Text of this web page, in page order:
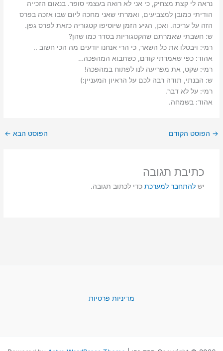
נראה לי קצת מצחיק, כי אני לא רואה בעצמי סופר. בנאום הזכייה
הודיתי כמובן למצביעים, ואמרתי שאני מחכה ליום שבו אזכה בפרס
הזה על עריכה.‬ ‫ואכן, הגיע הזמן שיוסיפו קטגוריה כזאת לפרס גפן.‬
ש: ‫חשבתי שאמרתם שהקטגוריות בסדר כמו שהן?‬
רמי: ‫ויבטלו את כל השאר, כי הרי אנחנו יודעים מה הכי חשוב ..
אהוד: ‫כפי שאמרתי קודם, כשתבוא המהפכה…‬
רמי: ‫שקט, את מפריעה לנו לפתוח במהפכה!‬
ש: ‫הבנתי, תודה רבה לכם על הראיון המעניין:)‬
רמי: ‫על לא דבר.‬
אהוד: ‫בשמחה.‬
→ הפוסט הקודם הפוסט הבא ←
כתיבת תגובה
יש להתחבר למערכתכדי לכתוב תגובה.
מדיניות פרטיות